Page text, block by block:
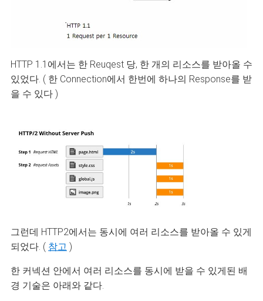
HTTP 1.1에서는 한 Reuqest 당, 한 개의 리소스를 받아올 수
있었다. ( 한 Connection에서 한번에 하나의 Response를 받
을 수 있다 )
그런데 HTTP2에서는 동시에 여러 리소스를 받아올 수 있게
되었다. ( 참고 )
한 커넥션 안에서 여러 리소스를 동시에 받을 수 있게된 배
경 기술은 아래와 같다.